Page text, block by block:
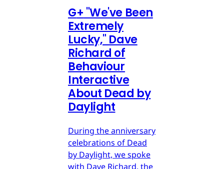
G+ "We've Been
Extremely
Lucky," Dave
Richard of
Behaviour
Interactive
About Dead by
Daylight
During the anniversary
celebrations of Dead
by Daylight, we spoke
with Dave Richard, the